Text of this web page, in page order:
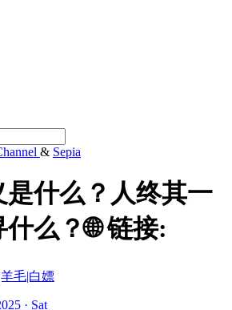
& Sepia
什么？人终其一
么？🌐 链接:
毛|白嫖
· Sat